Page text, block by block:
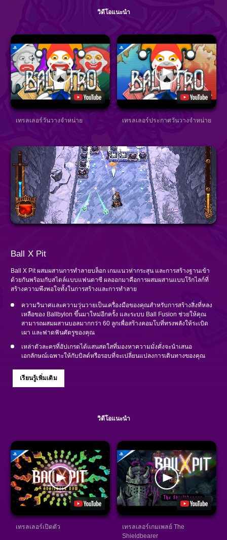
วิดีโอแนะนำ
เทรลเลอร์วันวางจำหน่าย เทรลเลอร์ประกาศวันวางจำหน่าย
Ball X Pit
Ball X Pit ผสมผสานการทำลายบล็อก เกมแนวห่ากระสุน และการสร้างฐานเข้า
ด้วยกันพร้อมกับสไตล์แบบแฟนตาซี ผลออกมาคือการผสมผสานแบบโร้กไลก์ที่
สร้างความพึงพอใจทั้งในการสร้างและการทำลาย
ความวินาศและความวุ่นวายเป็นเครื่องมือของคุณสำหรับการสร้างสิ่งที่หลง
เหลือของ Ballbylon ขึ้นมาใหม่อีกครั้ง และระบบ Ball Fusion ช่วยให้คุณ
สามารถผสมผสานบอลมากกว่า 60 ลูกเพื่อสร้างคอมโบที่ทรงพลังให้ระเบิด
เผา และฟาดฟันศัตรูของคุณ
เหล่าตัวละครที่อัปเกรดได้แสนสดใสที่มองหาความมั่งคั่งจะนำเสนอ
เอกลักษณ์เฉพาะให้กับบิลด์หรือรอบที่จะเปลี่ยนแปลงการเดินทางของคุณ
เรียนรู้เพิ่มเติม
วิดีโอแนะนำ
เทรลเลอร์เปิดตัว
เทรลเลอร์เกมเพลย์ The
Shieldbearer